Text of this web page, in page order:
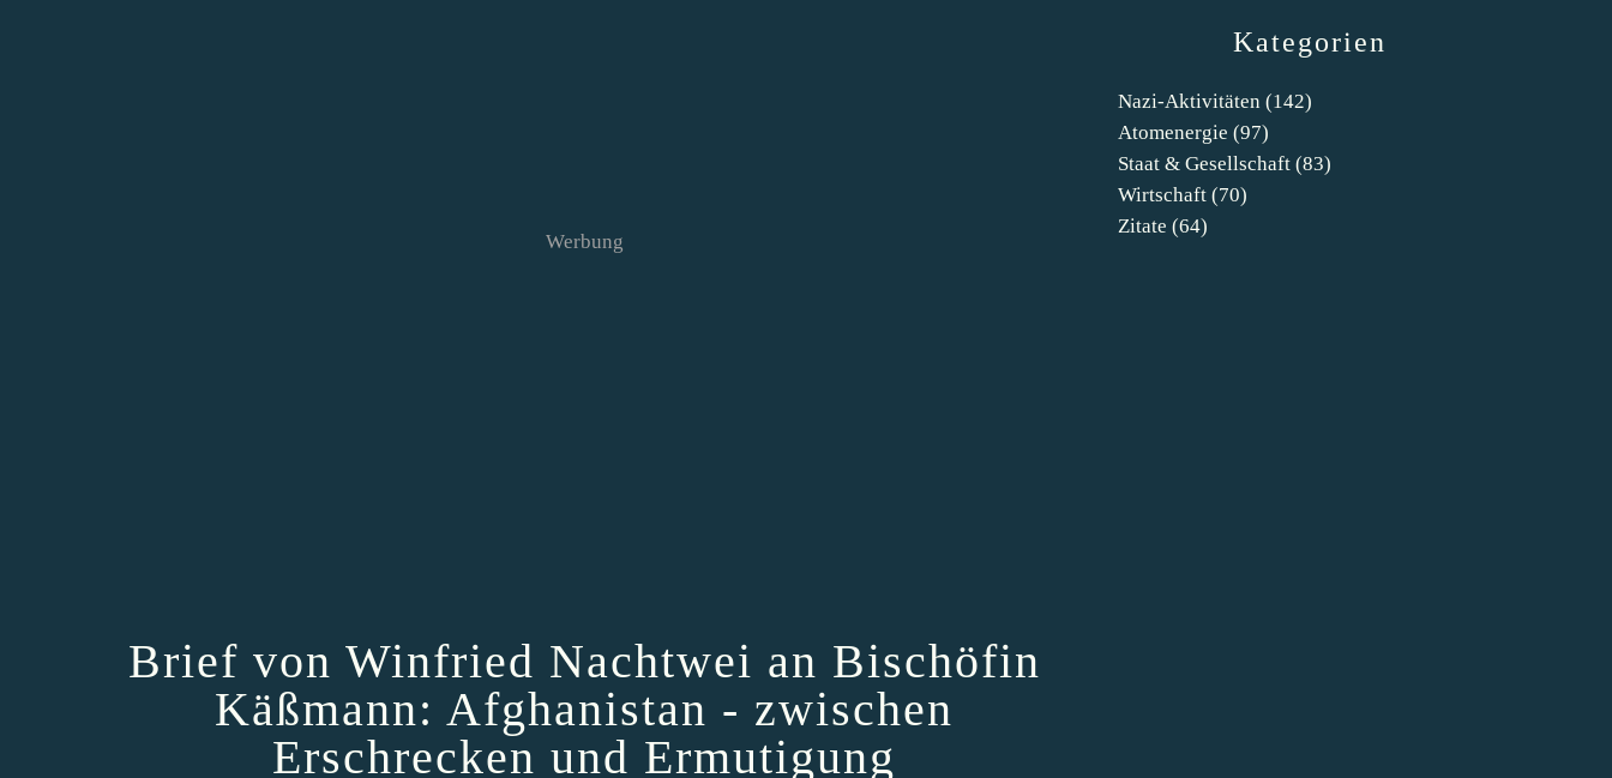
Werbung
Brief von Winfried Nachtwei an Bischöfin
Käßmann: Afghanistan - zwischen
Erschrecken und Ermutigung
Kategorien
Nazi-Aktivitäten (142)
Atomenergie (97)
Staat & Gesellschaft (83)
Wirtschaft (70)
Zitate (64)